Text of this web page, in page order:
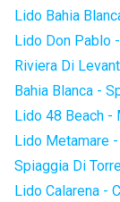
Lido Bahia
Lido Don Pablo
Riviera Di
Bahia Blanca -
Lido 48 Beach -
Lido Metamare
Spiaggia Di
Lido Calarena -